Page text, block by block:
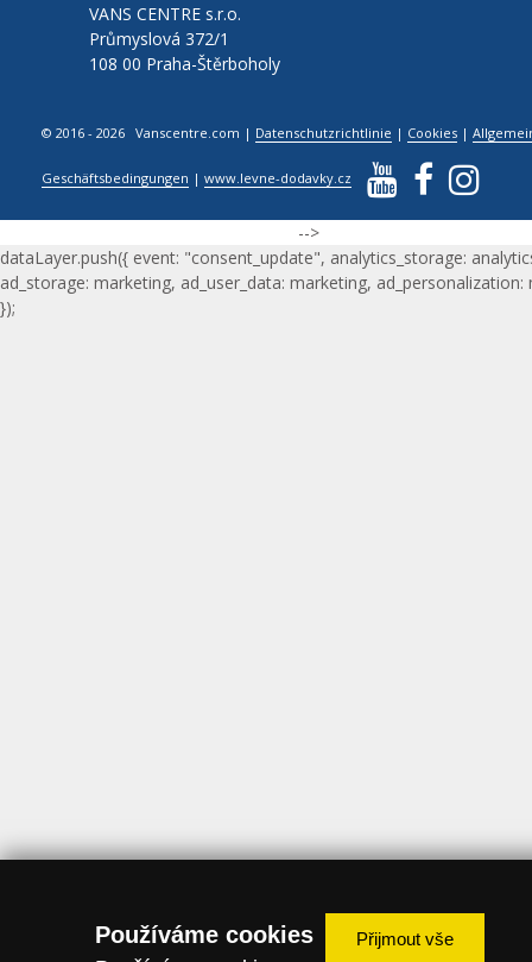
VANS CENTRE s.r.o.
Průmyslová 372/1
108 00 Praha-Štěrboholy
© 2016 - 2026 Vanscentre.com | Datenschutzrichtlinie | Cookies |
Geschäftsbedingungen |www.levne-dodavky.cz
-->
dataLayer.push({ event: "consent_update", analytics_storage:
ad_storage: marketing, ad_user_data: marketing, ad_personalization:
});
Používáme cookies Přijmout vše